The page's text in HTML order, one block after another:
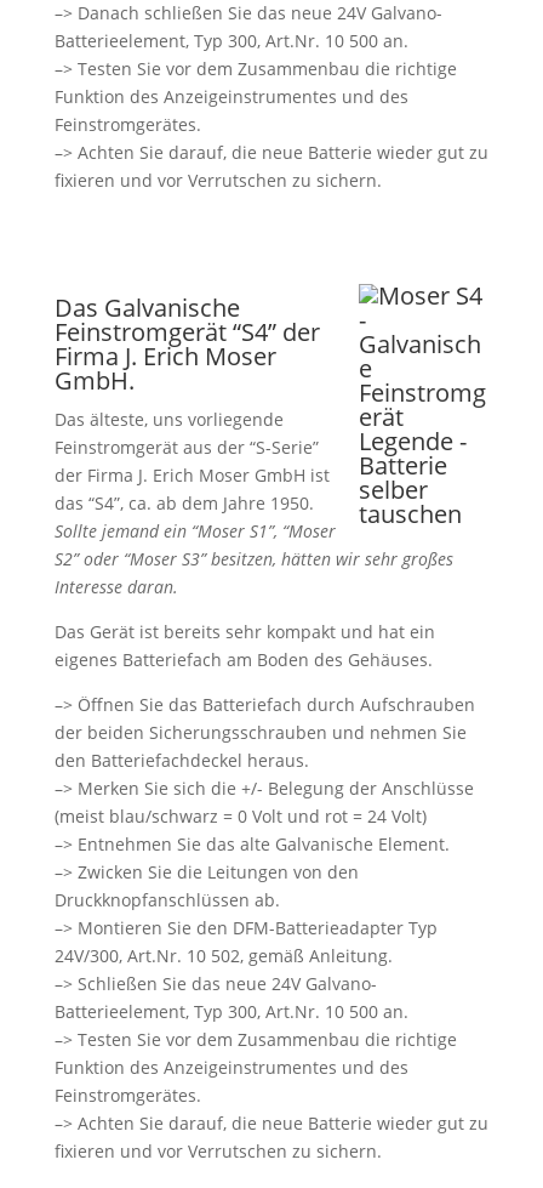
–> Danach schließen Sie das neue 24V Galvano-
Batterieelement, Typ 300, Art.Nr. 10 500 an.
–> Testen Sie vor dem Zusammenbau die richtige
Funktion des Anzeigeinstrumentes und des
Feinstromgerätes.
–> Achten Sie darauf, die neue Batterie wieder gut zu
fixieren und vor Verrutschen zu sichern.
Das Galvanische
Feinstromgerät “S4” der
Firma J. Erich Moser
GmbH.
Das älteste, uns vorliegende
Feinstromgerät aus der “S-Serie”
der Firma J. Erich Moser GmbH ist
das “S4”, ca. ab dem Jahre 1950.
Sollte jemand ein “Moser S1”, “Moser
S2” oder “Moser S3” besitzen, hätten wir sehr großes
Interesse daran.
Das Gerät ist bereits sehr kompakt und hat ein
eigenes Batteriefach am Boden des Gehäuses.
–> Öffnen Sie das Batteriefach durch Aufschrauben
der beiden Sicherungsschrauben und nehmen Sie
den Batteriefachdeckel heraus.
–> Merken Sie sich die +/- Belegung der Anschlüsse
(meist blau/schwarz = 0 Volt und rot = 24 Volt)
–> Entnehmen Sie das alte Galvanische Element.
–> Zwicken Sie die Leitungen von den
Druckknopfanschlüssen ab.
–> Montieren Sie den DFM-Batterieadapter Typ
24V/300, Art.Nr. 10 502, gemäß Anleitung.
–> Schließen Sie das neue 24V Galvano-
Batterieelement, Typ 300, Art.Nr. 10 500 an.
–> Testen Sie vor dem Zusammenbau die richtige
Funktion des Anzeigeinstrumentes und des
Feinstromgerätes.
–> Achten Sie darauf, die neue Batterie wieder gut zu
fixieren und vor Verrutschen zu sichern.